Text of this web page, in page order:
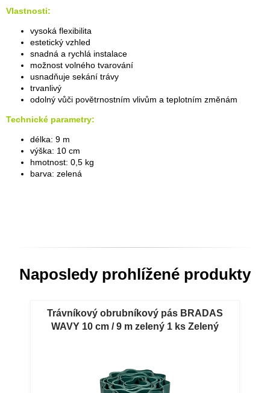
Vlastnosti:
vysoká flexibilita
estetický vzhled
snadná a rychlá instalace
možnost volného tvarování
usnadňuje sekání trávy
trvanlivý
odolný vůči povětrnostním vlivům a teplotním změnám
Technické parametry:
délka: 9 m
výška: 10 cm
hmotnost: 0,5 kg
barva: zelená
Naposledy prohlížené produkty
Trávníkový obrubníkový pás BRADAS
WAVY 10 cm / 9 m zelený 1 ks Zelený